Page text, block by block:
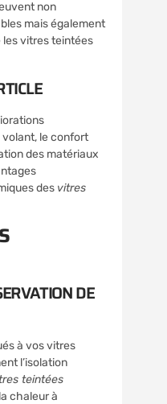
non
mais également
les vitres teintées
le confort
des matériaux
des vitres
DE
à vos vitres
l’isolation
teintées
chaleur à